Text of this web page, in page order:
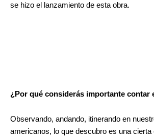
se hizo el lanzamiento de esta obra.
¿Por qué considerás importante contar
Observando, andando, itinerando en
americanos, lo que descubro es una cierta